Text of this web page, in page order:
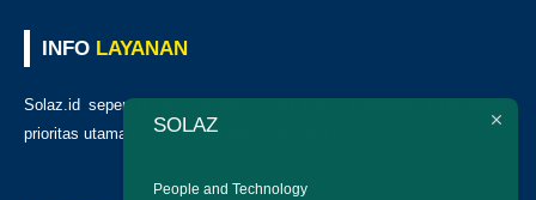
INFO LAYANAN
Solaz.id sepenuh hati melayani klien kami, kepuasan anda adalah
prioritas utama kami. Berikut daftar layanan kami
SOLAZ
People and Technology